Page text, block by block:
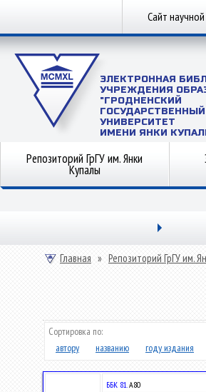
Сайт
ЭЛЕКТРОННАЯ
УЧРЕЖДЕНИЯ
"ГРОДНЕНСКИЙ
ГОСУДАРСТВЕННЫЙ
УНИВЕРСИТЕТ
ИМЕНИ ЯНКИ
Репозиторий ГрГУ им. Янки
Купалы
Главная » Репозиторий ГрГУ им.
Сортировка по:
автору
названию году издания
ББК 81.А80